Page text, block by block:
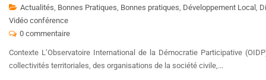
Actualités, Bonnes Pratiques, Bonnes pratiques, Développement Local ,
Vidéo conférence
0 commentaire
Contexte L’Observatoire International de la Démocratie Participative
collectivités territoriales, des organisations de la société civile,...